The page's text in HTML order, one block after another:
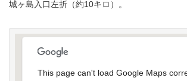
城ヶ島入口左折（約10キロ）。
This page can't load Google Maps